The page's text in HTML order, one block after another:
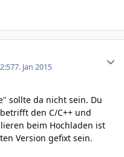
7. Jan 2015
sollte da nicht sein. Du
den C/C++ und
beim Hochladen ist
Version gefixt sein.